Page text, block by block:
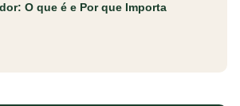
O que é e Por que Importa